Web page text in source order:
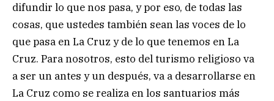
difundir lo que nos pasa, y por eso, de todas las
cosas, que ustedes también sean las voces de lo
que pasa en La Cruz y de lo que tenemos en La
Cruz. Para nosotros, esto del turismo religioso va
a ser un antes y un después, va a desarrollarse en
La Cruz como se realiza en los santuarios más